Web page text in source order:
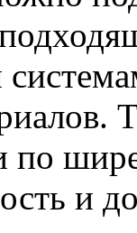
по
и